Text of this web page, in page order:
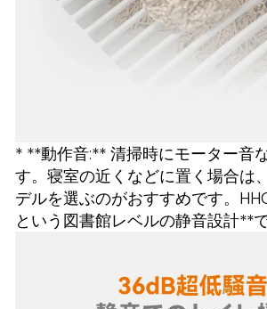
* **動作音:** 清掃時にモーター音
す。寝室の近くなどに置く場合は
デルを選ぶのがおすすめです。
という図書館レベルの静音設計**で